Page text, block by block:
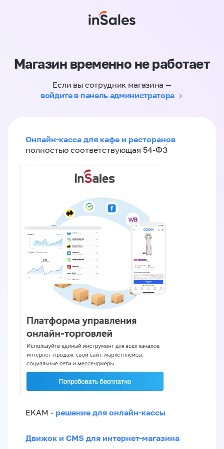
Магазин временно не работает
Если вы сотрудник магазина —
войдите в панель администратора
Онлайн-касса для кафе и ресторанов
полностью соответствующая 54-ФЗ
EKAM - решение для онлайн-кассы
Движок и CMS для интернет-магазина